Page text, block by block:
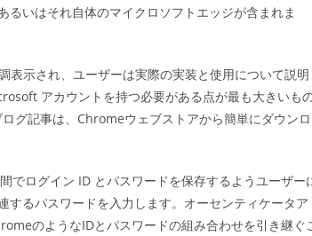
いはそれ自体のマイクロソフトエッジが含まれま
示され、ユーザーは実際の実装と使用について説明
アカウントを持つ必要がある点が最も大きいも
グ記事は、Chromeウェブストアから簡単にダウンロ
でログイン ID とパスワードを保存するようユーザー
るパスワードを入力します。オーセンティケータア
のようなIDとパスワードの組み合わせを引き継ぐ